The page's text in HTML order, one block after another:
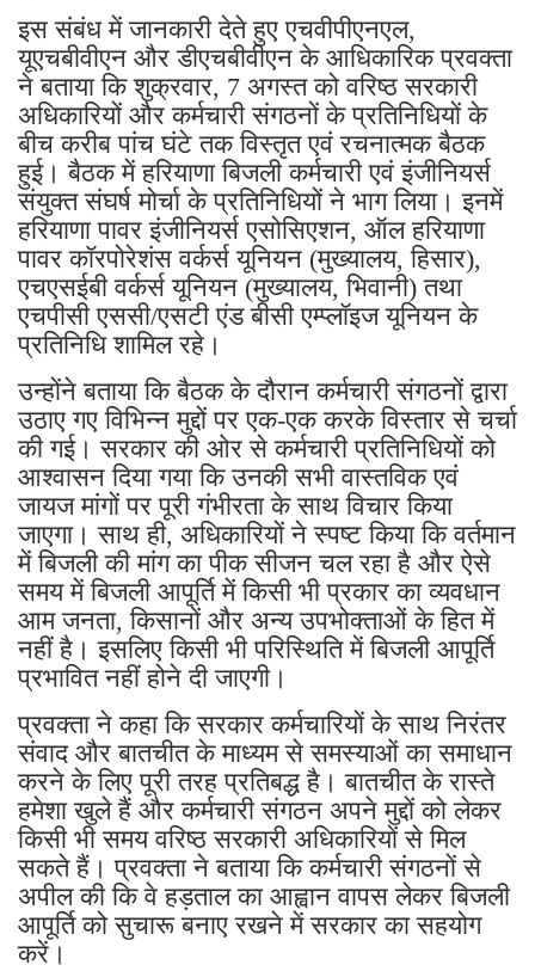
इस संबंध में जानकारी देते हुए एचवीपीएनएल,
यूएचबीवीएन और डीएचबीवीएन के आधिकारिक प्रवक्ता
ने बताया कि शुक्रवार, 7 अगस्त को वरिष्ठ सरकारी
अधिकारियों और कर्मचारी संगठनों के प्रतिनिधियों के
बीच करीब पांच घंटे तक विस्तृत एवं रचनात्मक बैठक
हुई। बैठक में हरियाणा बिजली कर्मचारी एवं इंजीनियर्स
संयुक्त संघर्ष मोर्चा के प्रतिनिधियों ने भाग लिया। इनमें
हरियाणा पावर इंजीनियर्स एसोसिएशन, ऑल हरियाणा
पावर कॉरपोरेशंस वर्कर्स यूनियन (मुख्यालय, हिसार),
एचएसईबी वर्कर्स यूनियन (मुख्यालय, भिवानी) तथा
एचपीसी एससी/एसटी एंड बीसी एम्प्लॉइज यूनियन के
प्रतिनिधि शामिल रहे।
उन्होंने बताया कि बैठक के दौरान कर्मचारी संगठनों द्वारा
उठाए गए विभिन्न मुद्दों पर एक-एक करके विस्तार से चर्चा
की गई। सरकार की ओर से कर्मचारी प्रतिनिधियों को
आश्वासन दिया गया कि उनकी सभी वास्तविक एवं
जायज मांगों पर पूरी गंभीरता के साथ विचार किया
जाएगा। साथ ही, अधिकारियों ने स्पष्ट किया कि वर्तमान
में बिजली की मांग का पीक सीजन चल रहा है और ऐसे
समय में बिजली आपूर्ति में किसी भी प्रकार का व्यवधान
आम जनता, किसानों और अन्य उपभोक्ताओं के हित में
नहीं है। इसलिए किसी भी परिस्थिति में बिजली आपूर्ति
प्रभावित नहीं होने दी जाएगी।
प्रवक्ता ने कहा कि सरकार कर्मचारियों के साथ निरंतर
संवाद और बातचीत के माध्यम से समस्याओं का समाधान
करने के लिए पूरी तरह प्रतिबद्ध है। बातचीत के रास्ते
हमेशा खुले हैं और कर्मचारी संगठन अपने मुद्दों को लेकर
किसी भी समय वरिष्ठ सरकारी अधिकारियों से मिल
सकते हैं। प्रवक्ता ने बताया कि कर्मचारी संगठनों से
अपील की कि वे हड़ताल का आह्वान वापस लेकर बिजली
आपूर्ति को सुचारू बनाए रखने में सरकार का सहयोग
करें।